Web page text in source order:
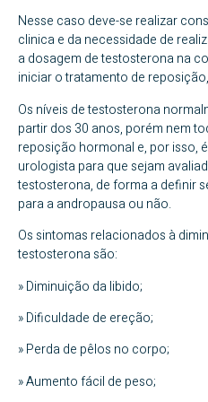
Nesse caso deve-se realizar
clinica e da necessidade de
a dosagem de testosterona na
iniciar o tratamento de
Os níveis de testosterona
partir dos 30 anos, porém nem
reposição hormonal e, por isso,
urologista para que sejam
testosterona, de forma a definir
para a andropausa ou não.
Os sintomas relacionados à
testosterona são:
» Diminuição da libido;
» Dificuldade de ereção;
» Perda de pêlos no corpo;
» Aumento fácil de peso;